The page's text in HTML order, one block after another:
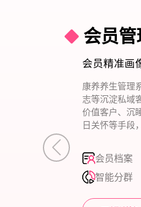
会员管
会员精准画
康养养生管理
志等沉淀私域
价值客户、沉
日关怀等手段
会员档案
智能分群